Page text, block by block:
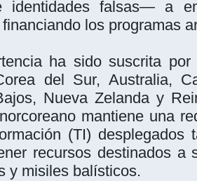
identidades falsas— a
los programas
ha sido suscrita
del Sur, Australia,
Nueva Zelanda y
mantiene una
(TI) desplegados
recursos destinados a
y misiles balísticos.